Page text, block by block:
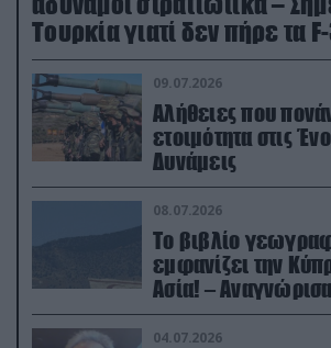
Τουρκία γιατί δεν πήρε τα
(βίντεο)
09.07.2026
Αλήθειες που
ετοιμότητα στις
Δυνάμεις
08.07.2026
Το βιβλίο
εμφανίζει την
Ασία! –
κατεχόμενα;
04.07.2026